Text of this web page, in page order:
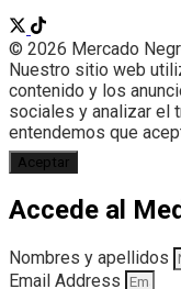
© 2026 Mercado
Nuestro sitio web
contenido y los
sociales y analizar el
entendemos que
Aceptar
Accede al
Nombres y apellidos
Email Address